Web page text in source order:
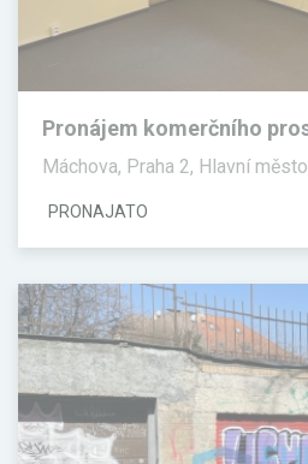
Pronájem komerčního
30 m²
Máchova, Praha 2, Hlavní
PRONAJATO